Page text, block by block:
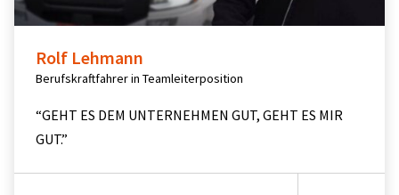
Rolf Lehmann
Berufskraftfahrer in Teamleiterposition
“GEHT ES DEM UNTERNEHMEN GUT, GEHT ES MIR
GUT.”